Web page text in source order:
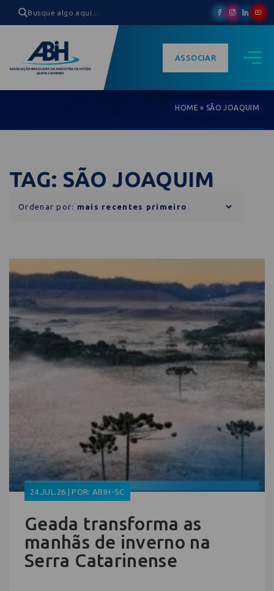
ASSOCIAR
HOME » SÃO JOAQUIM
TAG: SÃO JOAQUIM
Ordenar por:
24.JUL.26 | POR: ABIH-SC
Geada transforma as
manhãs de inverno na
Serra Catarinense